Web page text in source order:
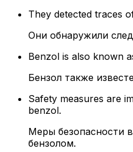
They detected traces
Они обнаружили
Benzol is also known
Бензол также
Safety measures are
benzol.
Меры безопасности
бензолом.